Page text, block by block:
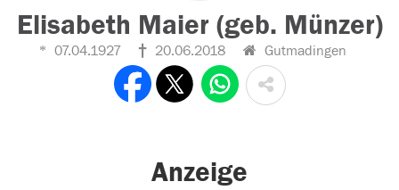
Elisabeth Maier (geb. Münzer)
07.04.1927 20.06.2018 Gutmadingen
Anzeige